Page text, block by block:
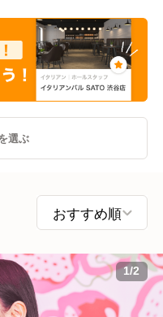
選ぶ
1/2